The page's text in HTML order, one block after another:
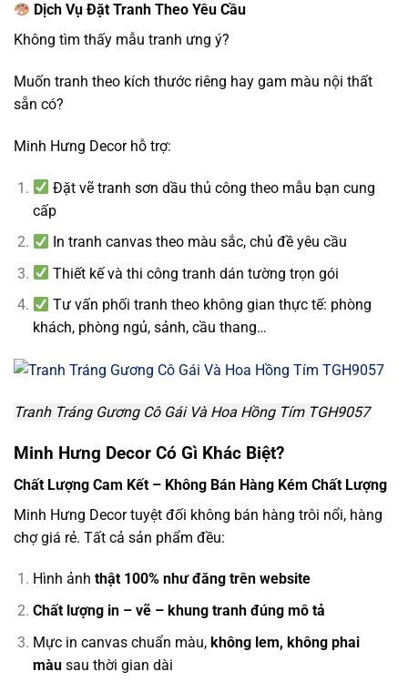
Dịch Vụ Đặt Tranh Theo Yêu Cầu
Không tìm thấy mẫu tranh ưng ý?
Muốn tranh theo kích thước riêng hay gam màu nội thất
sẵn có?
Minh Hưng Decor hỗ trợ:
Đặt vẽ tranh sơn dầu thủ công theo mẫu bạn cung
cấp
In tranh canvas theo màu sắc, chủ đề yêu cầu
Thiết kế và thi công tranh dán tường trọn gói
Tư vấn phối tranh theo không gian thực tế: phòng
khách, phòng ngủ, sảnh, cầu thang…
Tranh Tráng Gương Cô Gái Và Hoa Hồng Tím TGH9057
Minh Hưng Decor Có Gì Khác Biệt?
Chất Lượng Cam Kết – Không Bán Hàng Kém Chất Lượng
Minh Hưng Decor tuyệt đối không bán hàng trôi nổi, hàng
chợ giá rẻ. Tất cả sản phẩm đều:
Hình ảnh thật 100% như đăng trên website
Chất lượng in – vẽ – khung tranh đúng mô tả
Mực in canvas chuẩn màu, không lem, không phai
màusau thời gian dài